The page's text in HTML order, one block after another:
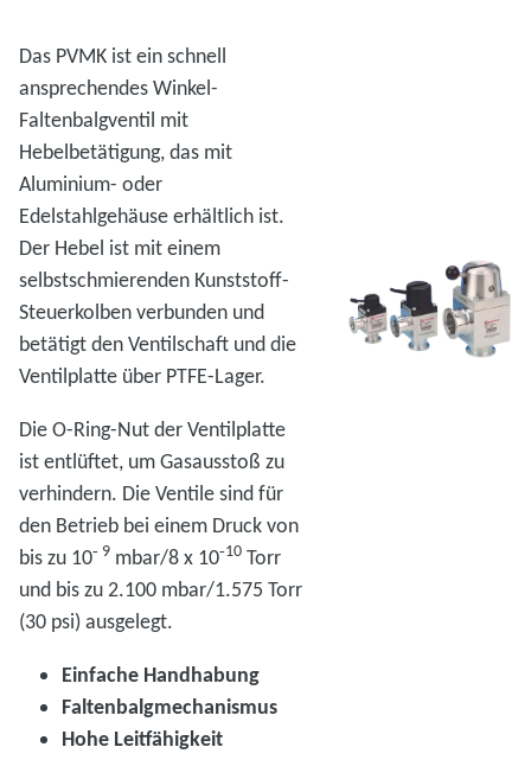
Das PVMK ist ein schnell
ansprechendes Winkel-
Faltenbalgventil mit
Hebelbetätigung, das mit
Aluminium- oder
Edelstahlgehäuse erhältlich ist.
Der Hebel ist mit einem
selbstschmierenden Kunststoff-
Steuerkolben verbunden und
betätigt den Ventilschaft und die
Ventilplatte über PTFE-Lager.
Die O-Ring-Nut der Ventilplatte
ist entlüftet, um Gasausstoß zu
verhindern. Die Ventile sind für
den Betrieb bei einem Druck von
bis zu 10‑ 9 mbar/8 x 10‑10 Torr
und bis zu 2.100 mbar/1.575 Torr
(30 psi) ausgelegt.
Einfache Handhabung
Faltenbalgmechanismus
Hohe Leitfähigkeit